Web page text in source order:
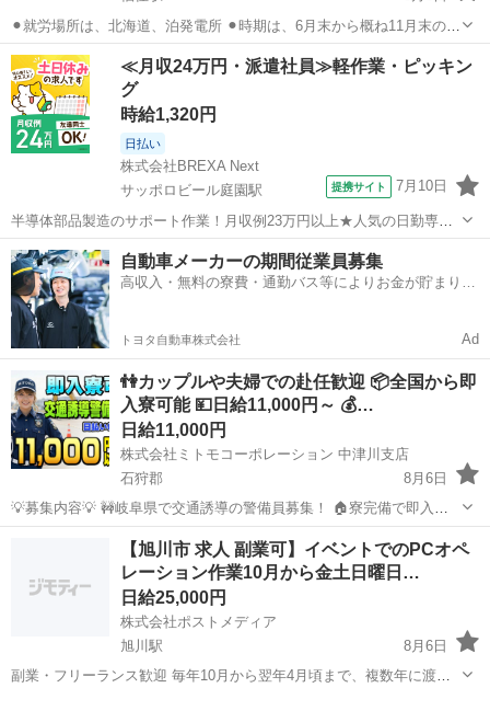
⚫︎就労場所は、北海道、泊発電所 ⚫︎時期は、6月末から概ね11月末の降
雪前を想定していますが、工事の進捗に伴い、工事の終了時期が短
縮、延長なる場合があります。当該工事が終了しても、別な案件に配
置提案します。 ⚫︎作業内容...
北海道 札幌市 福住駅 その他
≪月収24万円・派遣社員≫軽作業・ピッキン
グ
時給1,320円
日払い
株式会社BREXA Next
サッポロビール庭園駅
提携サイト 7月10日
半導体部品製造のサポート作業！月収例23万円以上★人気の日勤専属
★20～40代の男性活躍中！空調完備なので1年中快適作業◎マイカー通
勤OK＆無料駐車場あり★作業着無償貸与◎《北海道恵庭市》 人気の
工場のお仕事 ◇半導体部品...
北海道 恵庭市 サッポロビール庭園駅 その他
自動車メーカーの期間従業員募集
高収入・無料の寮費・通勤バス等によりお金が貯まりや
トヨタ自動車株式会社 Ad
👫カップルや夫婦での赴任歓迎 📦全国から即
入寮可能 💴日給11,000円～ 💰…
日給11,000円
株式会社ミトモコーポレーション 中津川支店
石狩郡
8月6日
💡募集内容💡 🚧岐阜県で交通誘導の警備員募集！ 🏠寮完備で即入寮
OK。 🔰未経験でも安心の研修体制。 👫男女歓迎＆カップル応募も大
歓迎。 ✨安心して働ける環境で新生活をスタートしませんか？ 💴【日
その他 無料
【旭川市 求人 副業可】イベントでのPCオペ
レーション作業10月から金土日曜日…
日給25,000円
株式会社ポストメディア
旭川駅
8月6日
副業・フリーランス歓迎 毎年10月から翌年4月頃まで、複数年に渡る